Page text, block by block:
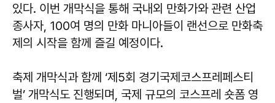
있다. 이번 개막식을 통해 국내외 만화가와 관련 산업
종사자, 100여 명의 만화 마니아들이 랜선으로 만화축
제의 시작을 함께 즐길 예정이다.
축제 개막식과 함께 ‘제5회 경기국제코스프레페스티
벌’ 개막식도 진행되며, 국제 규모의 코스프레 숏폼 영